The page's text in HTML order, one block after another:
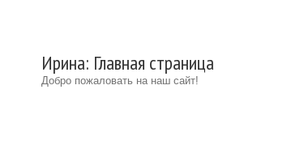
Ирина: Главная страница
Добро пожаловать на наш сайт!